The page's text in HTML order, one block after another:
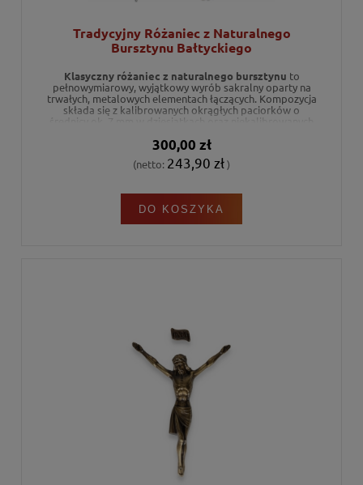
Tradycyjny Różaniec z Naturalnego
Bursztynu Bałtyckiego
Klasyczny różaniec z naturalnego bursztynu to
pełnowymiarowy, wyjątkowy wyrób sakralny oparty na
trwałych, metalowych elementach łączących. Kompozycja
składa się z kalibrowanych okrągłych paciorków o
średnicy ok. 7 mm w dziesiątkach oraz niekalibrowanych
miodowo-koniakowe odcienie bursztynu bałtyckiego w
połączeniu ze srebrnym krzyżykiem z pasyjką tworzą
piękny i ponadczasowy symbol wiary. Ze względu na
300,00 zł
(netto: 243,90 zł)
DO KOSZYKA